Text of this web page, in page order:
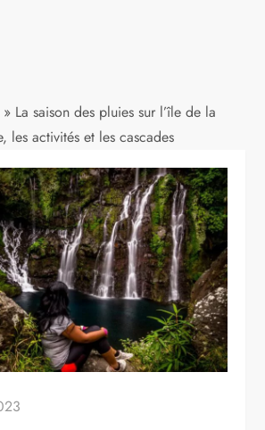
» La saison des pluies sur l’île de la
les activités et les cascades